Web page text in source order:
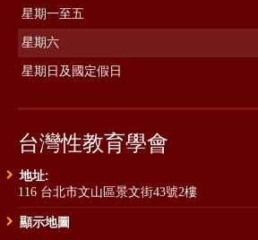
星期一至五
星期六
星期日及國定假日
台灣性教育學會
地址:
116 台北市文山區景文街43號2樓
顯示地圖